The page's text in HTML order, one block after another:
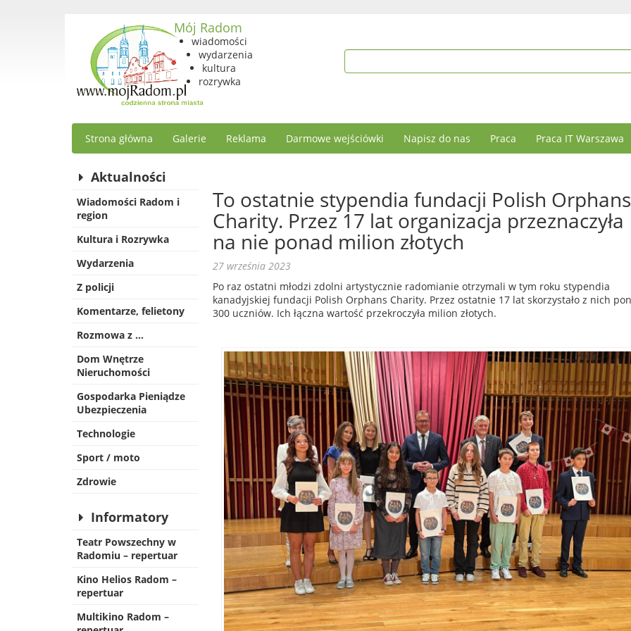
Mój Radom
wiadomości
wydarzenia
kultura
rozrywka
Strona główna Galerie Reklama Darmowe wejściówki Napisz do nas Praca Praca IT Warszawa
Aktualności
Wiadomości Radom i
region
Kultura i Rozrywka
Wydarzenia
Z policji
Komentarze, felietony
Rozmowa z …
Dom Wnętrze
Nieruchomości
Gospodarka Pieniądze
Ubezpieczenia
Technologie
Sport / moto
Zdrowie
Informatory
Teatr Powszechny w
Radomiu – repertuar
Kino Helios Radom –
repertuar
Multikino Radom –
To ostatnie stypendia fundacji Polish Orphans
Charity. Przez 17 lat organizacja przeznaczyła
na nie ponad milion złotych
27 września 2023
Po raz ostatni młodzi zdolni artystycznie radomianie otrzymali w tym roku stypendia
kanadyjskiej fundacji Polish Orphans Charity. Przez ostatnie 17 lat skorzystało z nich
300 uczniów. Ich łączna wartość przekroczyła milion złotych.